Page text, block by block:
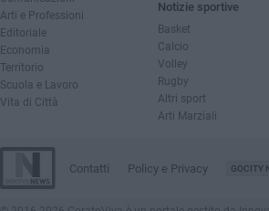
Arti e Professioni
Editoriale
Economia
Territorio
Scuola e Lavoro
Vita di Città
Notizie sportive
Basket
Calcio
Volley
Rugby
Altri sport
Arti Marziali
Contatti Policy e Privacy GOCITY